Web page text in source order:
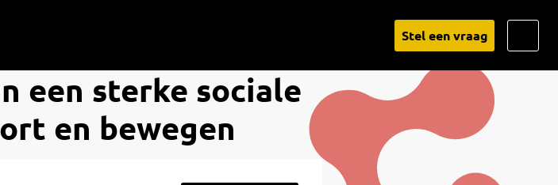
Stel een vraag
to
een sterke sociale
en bewegen